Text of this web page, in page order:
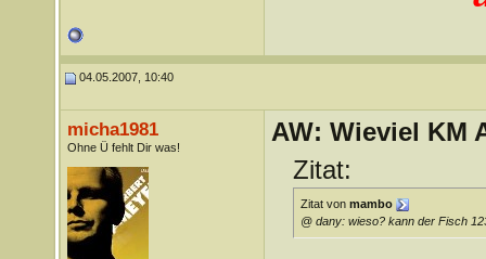
04.05.2007, 10:40
micha1981
Ohne Ü fehlt Dir was!
AW: Wieviel KM
Zitat:
Zitat von mambo
@ dany: wieso? kann der Fisch